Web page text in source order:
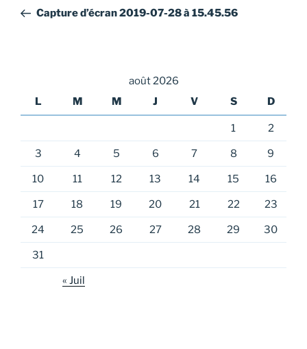
l’article
précédent
Capture d’écran 2019-07-28 à 15.45.56
août 2026
L
M M J V S D
1 2
3 4 5 6 7 8 9
10 11 12 13 14 15 16
17 18 19 20 21 22 23
24 25 26 27 28 29 30
31
« Juil